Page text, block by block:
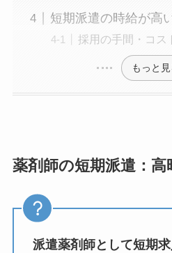
短期派遣の時給が高
採用の手間・コス
もっと見
薬剤師の短期派遣：高
派遣薬剤師として短期